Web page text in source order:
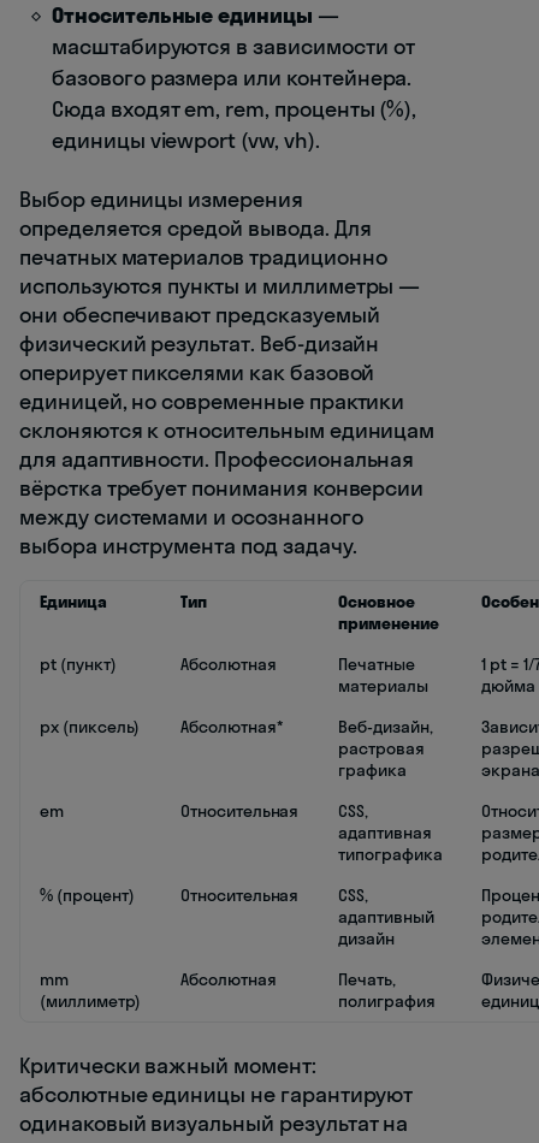
Относительные единицы —
масштабируются в зависимости от
базового размера или контейнера.
Сюда входят em, rem, проценты (%),
единицы viewport (vw, vh).
Выбор единицы измерения
определяется средой вывода. Для
печатных материалов традиционно
используются пункты и миллиметры —
они обеспечивают предсказуемый
физический результат. Веб-дизайн
оперирует пикселями как базовой
единицей, но современные практики
склоняются к относительным единицам
для адаптивности. Профессиональная
вёрстка требует понимания конверсии
между системами и осознанного
выбора инструмента под задачу.
Единица Тип
Основное
применение
pt (пункт) Абсолютная
Печатные
материалы
1 pt = 1/
дюйма
px (пиксель)
Абсолютная*
Веб-дизайн,
растровая
графика
экрана
em
Относительная
CSS,
адаптивная
типографика
% (процент)
Относительная
CSS,
адаптивный
дизайн
mm
(миллиметр)
Абсолютная
Печать,
полиграфия
Критически важный момент:
абсолютные единицы не гарантируют
одинаковый визуальный результат на